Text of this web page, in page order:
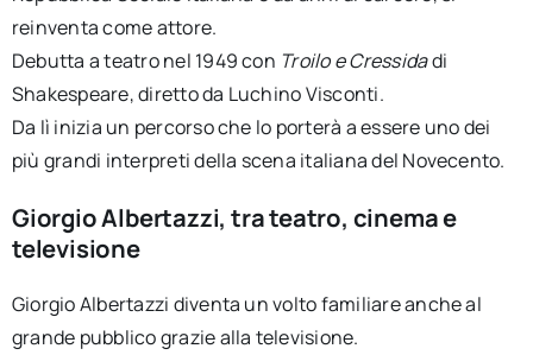
reinventa come attore.
Debutta a teatro nel 1949 con Troilo e Cressidadi
Shakespeare, diretto da Luchino Visconti.
Da lì inizia un percorso che lo porterà a essere uno dei
più grandi interpreti della scena italiana del Novecento.
Giorgio Albertazzi, tra teatro, cinema e
televisione
Giorgio Albertazzi diventa un volto familiare anche al
grande pubblico grazie alla televisione.